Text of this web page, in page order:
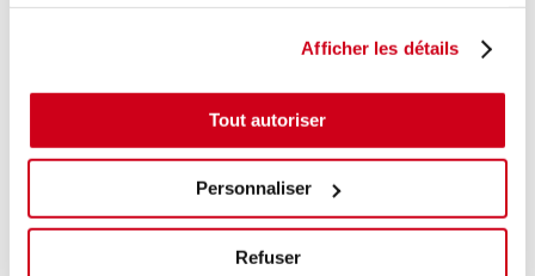
Afficher les détails
Tout autoriser
Personnaliser
Refuser